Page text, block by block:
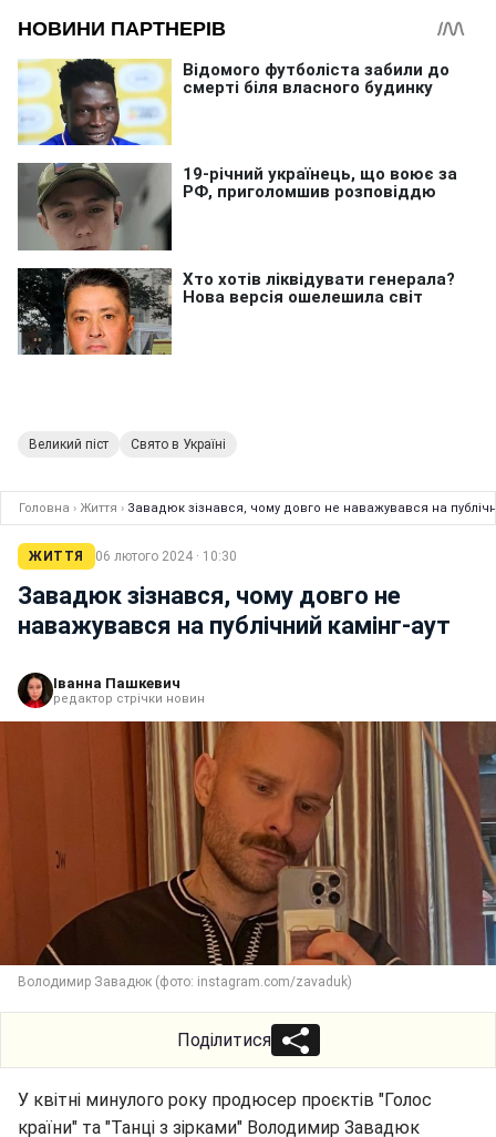
Великий піст Свято в Україні
Головна › Життя › Завадюк зізнався, чому довго не наважувався на
ЖИТТЯ 06 лютого 2024 · 10:30
Завадюк зізнався, чому довго не
наважувався на публічний камінг-аут
Іванна Пашкевич
редактор стрічки новин
Володимир Завадюк (фото: instagram.com/zavaduk)
Поділитися
У квітні минулого року продюсер проєктів "Голос
країни" та "Танці з зірками" Володимир Завадюк